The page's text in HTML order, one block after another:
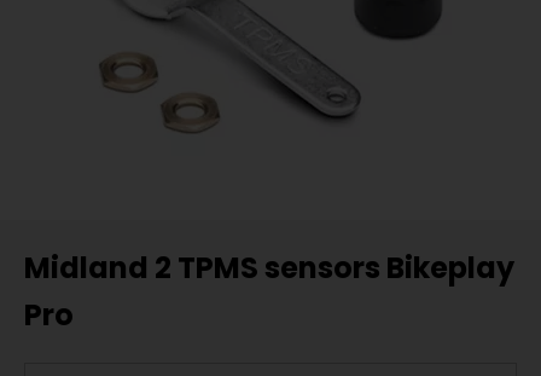
Midland 2 TPMS sensors Bikeplay
Pro